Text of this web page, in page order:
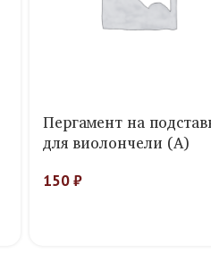
Пергамент на
для виолончели (A)
150₽